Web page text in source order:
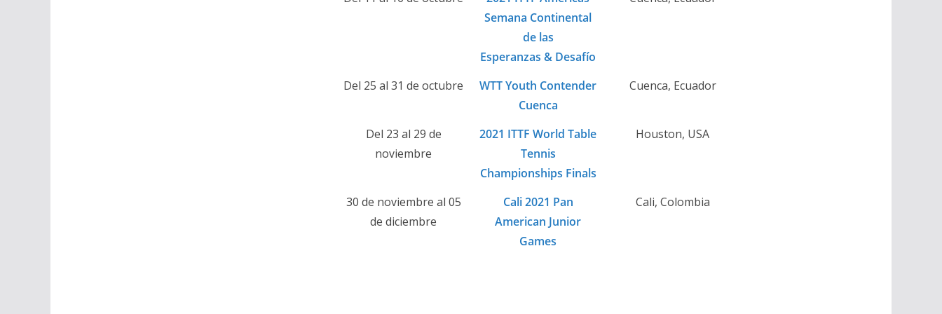
Semana Continental
de las
Esperanzas & Desafío
Del 25 al 31 de octubre
WTT Youth Contender
Cuenca
Cuenca, Ecuador
Del 23 al 29 de
noviembre
2021 ITTF World Table
Tennis
Championships Finals
Houston, USA
30 de noviembre al 05
de diciembre
Cali 2021 Pan
American Junior
Games
Cali, Colombia